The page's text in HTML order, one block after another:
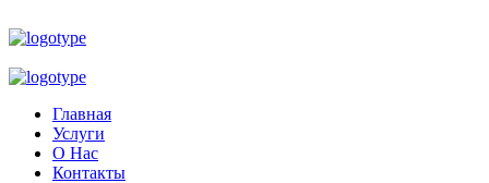
Главная
Услуги
О Нас
Контакты